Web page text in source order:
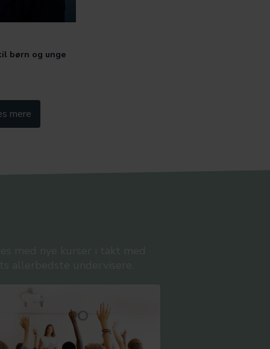
børn og unge
mere